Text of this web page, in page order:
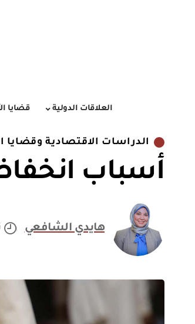
العلاقات الدولية قضايا
الدراسات الاقتصادية وقضايا
أسباب
هايدي الشافعي